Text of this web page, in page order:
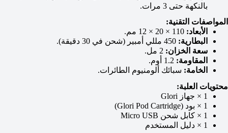
بالنكهة حتى 3 مرات.
المواصفات التقنية:
الأبعاد:
البطارية:
سعة الخزان:
المقاومة:
الخامة: سبائك ألومنيوم الطائرات.
محتويات العلبة:
1 × جهاز Glori
1 × بود (Glori Pod Cartridge)
1 × كابل شحن Micro USB
1 × دليل المستخدم